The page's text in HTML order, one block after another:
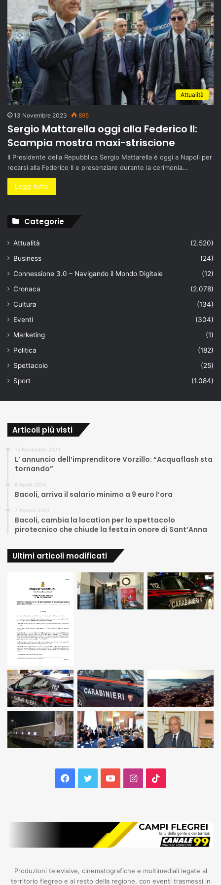
Attualità
13 Novembre 2023 895
Sergio Mattarella oggi alla Federico II:
Scampia mostra maxi-striscione
Il Presidente della Repubblica Sergio Mattarella è oggi a Napoli per
recarsi alla Federico II e presenziare durante la cerimonia…
Leggi tutto
Categorie
Attualità
(2.520)
Business
(24)
Connessione 3.0 – Navigando il Mondo Digitale
(12)
Cronaca
(2.078)
Cultura
(134)
Eventi
(304)
Marketing
(1)
Politica
(182)
Spettacolo
(25)
Sport
(1.084)
Articoli più visti
15 Novembre 2023
L’ annuncio dell’imprenditore Vorzillo: “Acquaflash sta
tornando”
8 Aprile 2024
Bacoli, arriva il salario minimo a 9 euro l’ora
7 Agosto 2023
Bacoli, cambia la location per lo spettacolo
pirotecnico che chiude la festa in onore di Sant’Anna
Ultimi articoli modificati
Facebook
TwitterYouTubeInstagram
Produzioni televisive, cinematografiche e multimediali legate al
territorio flegreo e al resto della regione, con eventi trasmessi in